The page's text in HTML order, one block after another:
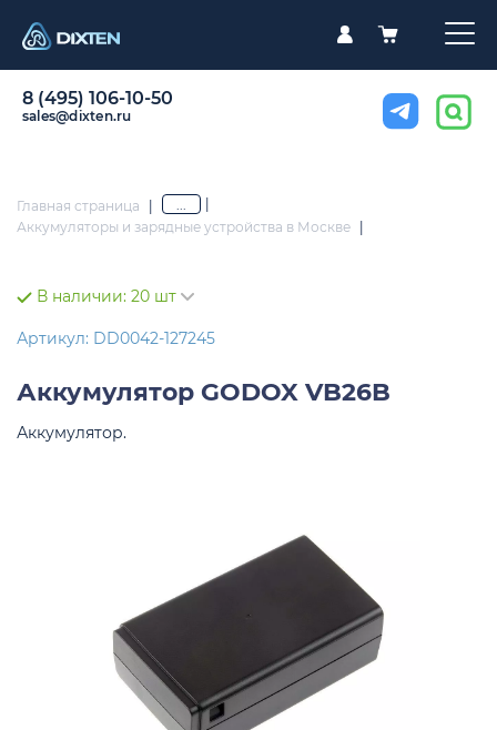
8 (495) 106-10-50
sales@dixten.ru
Главная страница | ...
Аккумуляторы и зарядные устройства в Москве
В наличии: 20 шт
Артикул: DD0042-127245
Аккумулятор GODOX VB26B
Аккумулятор.